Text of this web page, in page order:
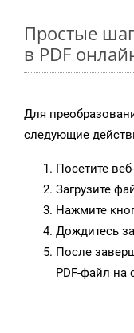
Простые
в PDF
Для
следующие
Посетите
Загрузите
Нажмите
Дождитесь
После
PDF-файл на